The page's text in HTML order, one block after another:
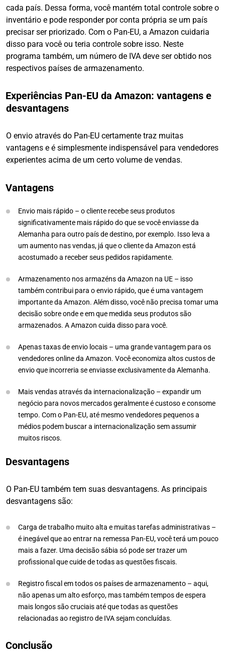
cada país. Dessa forma, você mantém total controle sobre o
inventário e pode responder por conta própria se um país
precisar ser priorizado. Com o Pan-EU, a Amazon cuidaria
disso para você ou teria controle sobre isso. Neste
programa também, um número de IVA deve ser obtido nos
respectivos países de armazenamento.
Experiências Pan-EU da Amazon: vantagens e
desvantagens
O envio através do Pan-EU certamente traz muitas
vantagens e é simplesmente indispensável para vendedores
experientes acima de um certo volume de vendas.
Vantagens
Envio mais rápido – o cliente recebe seus produtos
significativamente mais rápido do que se você enviasse da
Alemanha para outro país de destino, por exemplo. Isso leva a
um aumento nas vendas, já que o cliente da Amazon está
acostumado a receber seus pedidos rapidamente.
Armazenamento nos armazéns da Amazon na UE – isso
também contribui para o envio rápido, que é uma vantagem
importante da Amazon. Além disso, você não precisa tomar uma
decisão sobre onde e em que medida seus produtos são
armazenados. A Amazon cuida disso para você.
Apenas taxas de envio locais – uma grande vantagem para os
vendedores online da Amazon. Você economiza altos custos de
envio que incorreria se enviasse exclusivamente da Alemanha.
Mais vendas através da internacionalização – expandir um
negócio para novos mercados geralmente é custoso e consome
tempo. Com o Pan-EU, até mesmo vendedores pequenos a
médios podem buscar a internacionalização sem assumir
muitos riscos.
Desvantagens
O Pan-EU também tem suas desvantagens. As principais
desvantagens são:
Carga de trabalho muito alta e muitas tarefas administrativas –
é inegável que ao entrar na remessa Pan-EU, você terá um pouco
mais a fazer. Uma decisão sábia só pode ser trazer um
profissional que cuide de todas as questões fiscais.
Registro fiscal em todos os países de armazenamento – aqui,
não apenas um alto esforço, mas também tempos de espera
mais longos são cruciais até que todas as questões
relacionadas ao registro de IVA sejam concluídas.
Conclusão